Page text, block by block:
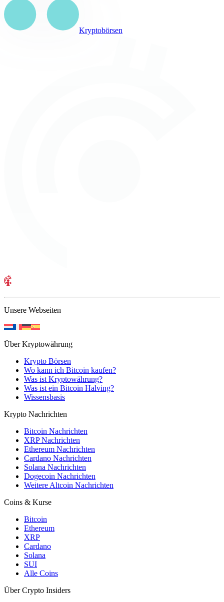
Kryptobörsen
Unsere Webseiten
Über Kryptowährung
Krypto Börsen
Wo kann ich Bitcoin kaufen?
Was ist Kryptowährung?
Was ist ein Bitcoin Halving?
Wissensbasis
Krypto Nachrichten
Bitcoin Nachrichten
XRP Nachrichten
Ethereum Nachrichten
Cardano Nachrichten
Solana Nachrichten
Dogecoin Nachrichten
Weitere Altcoin Nachrichten
Coins & Kurse
Bitcoin
Ethereum
XRP
Cardano
Solana
SUI
Alle Coins
Über Crypto Insiders